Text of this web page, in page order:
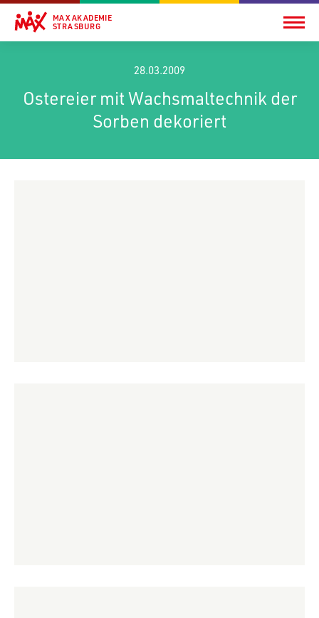
MAX AKADEMIE
STRASBURG
28.03.2009
Ostereier mit Wachsmaltechnik der
Sorben dekoriert